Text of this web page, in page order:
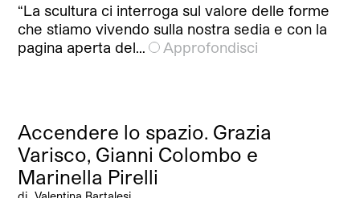
“La scultura ci interroga sul valore delle forme
che stiamo vivendo sulla nostra sedia e con la
pagina aperta del…
Approfondisci
Accendere lo spazio. Grazia
Varisco, Gianni Colombo e
Marinella Pirelli